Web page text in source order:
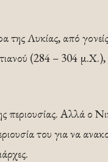
Λυκίας, από γονείς
(284 – 304
περιουσίας. Αλλά ο
του για να